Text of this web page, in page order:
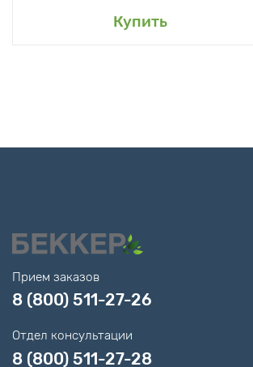
Купить
Прием заказов
8 (800) 511-27-26
Отдел консультации
8 (800) 511-27-28